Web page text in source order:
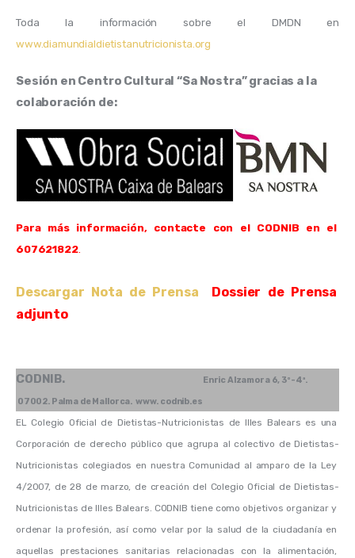
Toda la información sobre el DMDN en
www.diamundialdietistanutricionista.org
Sesión en Centro Cultural “Sa Nostra” gracias a la
colaboración de:
Para más información, contacte con el CODNIB en el
607621822.
Descargar Nota de Prensa Dossier de Prensa
adjunto
CODNIB. Enric Alzamora 6, 3º-4ª.
07002. Palma de Mallorca.  www. codnib.es
EL Colegio Oficial de Dietistas-Nutricionistas de Illes Balears es una
Corporación de derecho público que agrupa al colectivo de Dietistas-
Nutricionistas colegiados en nuestra Comunidad al amparo de la Ley
4/2007, de 28 de marzo, de creación del Colegio Oficial de Dietistas-
Nutricionistas de Illes Balears. CODNIB tiene como objetivos organizar y
ordenar la profesión, así como velar por la salud de la ciudadanía en
aquellas prestaciones sanitarias relacionadas con la alimentación,